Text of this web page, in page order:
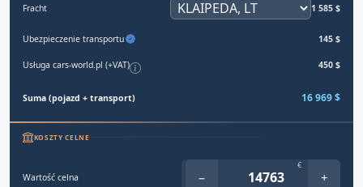
Fracht 1 585 $
Ubezpieczenie transportu 145 $
Usługa cars-world.pl (+VAT) 450 $
Suma (pojazd + transport) 16 969 $
KOSZTY CELNE
Wartość celna −
€
+